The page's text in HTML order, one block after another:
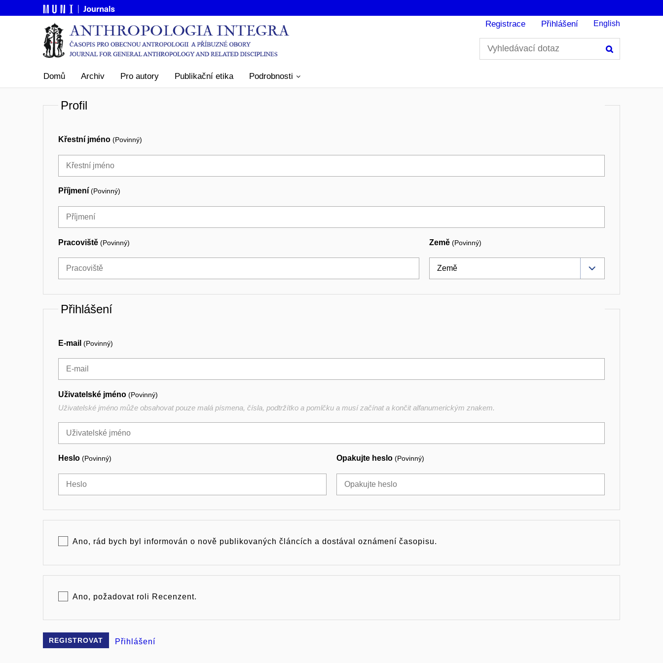
Registrace Přihlášení English
Domů Archiv Pro autory Publikační etika Podrobnosti
Profil
Křestní jméno (Povinný)
Příjmení (Povinný)
Pracoviště (Povinný) Země (Povinný)
Přihlášení
E-mail (Povinný)
Uživatelské jméno (Povinný)
Uživatelské jméno může obsahovat pouze malá písmena, čísla, podtržítko a pomlčku a musí začínat a končit alfanumerickým znakem.
Heslo (Povinný) Opakujte heslo (Povinný)
Ano, rád bych byl informován o nově publikovaných článcích a dostával oznámení časopisu.
Ano, požadovat roli Recenzent.
REGISTROVAT Přihlášení